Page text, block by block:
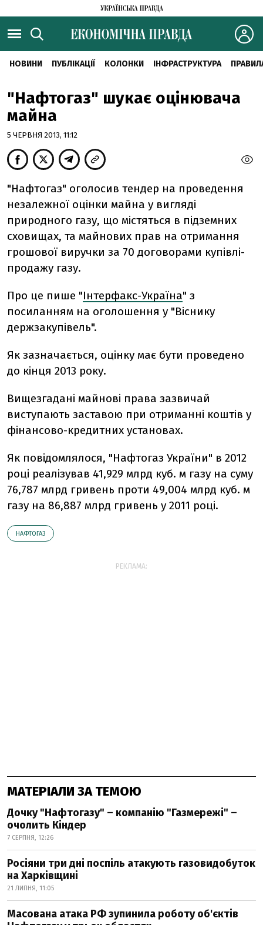
НОВИНИ ПУБЛІКАЦІЇ КОЛОНКИ ІНФРАСТРУКТУРА
"Нафтогаз" шукає оцінювача
майна
5 ЧЕРВНЯ 2013, 11:12
"Нафтогаз" оголосив тендер на проведення
незалежної оцінки майна у вигляді
природного газу, що містяться в підземних
сховищах, та майнових прав на отримання
грошової виручки за 70 договорами купівлі-
продажу газу.
Про це пише "Інтерфакс-Україна" з
посиланням на оголошення у "Віснику
держзакупівель".
Як зазначається, оцінку має бути проведено
до кінця 2013 року.
Вищезгадані майнові права зазвичай
виступають заставою при отриманні коштів у
фінансово-кредитних установах.
Як повідомлялося, "Нафтогаз України" в 2012
році реалізував 41,929 млрд куб. м газу на суму
76,787 млрд гривень проти 49,004 млрд куб. м
газу на 86,887 млрд гривень у 2011 році.
НАФТОГАЗ
РЕКЛАМА:
МАТЕРІАЛИ ЗА ТЕМОЮ
Дочку "Нафтогазу" – компанію "Газмережі" –
очолить Кіндер
7 СЕРПНЯ, 12:26
Росіяни три дні поспіль атакують газовидобуток
на Харківщині
21 ЛИПНЯ, 11:05
Масована атака РФ зупинила роботу об'єктів